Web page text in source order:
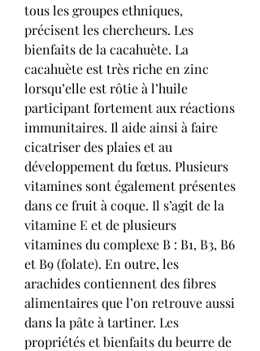
tous les groupes ethniques,
précisent les chercheurs. Les
bienfaits de la cacahuète. La
cacahuète est très riche en zinc
lorsqu’elle est rôtie à l’huile
participant fortement aux réactions
immunitaires. Il aide ainsi à faire
cicatriser des plaies et au
développement du fœtus. Plusieurs
vitamines sont également présentes
dans ce fruit à coque. Il s’agit de la
vitamine E et de plusieurs
vitamines du complexe B : B1, B3, B6
et B9 (folate). En outre, les
arachides contiennent des fibres
alimentaires que l’on retrouve aussi
dans la pâte à tartiner. Les
propriétés et bienfaits du beurre de